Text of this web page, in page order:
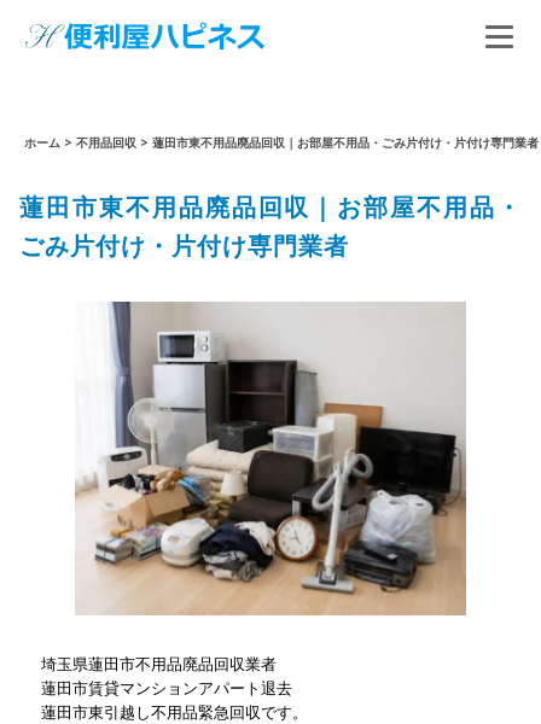
ホーム > 不用品回収 > 蓮田市東不用品廃品回収｜お部屋不用品・ごみ片付け・片付け専門業者
蓮田市東不用品廃品回収｜お部屋不用品・
ごみ片付け・片付け専門業者
埼玉県蓮田市不用品廃品回収業者
蓮田市賃貸マンションアパート退去
蓮田市東引越し不用品緊急回収です。